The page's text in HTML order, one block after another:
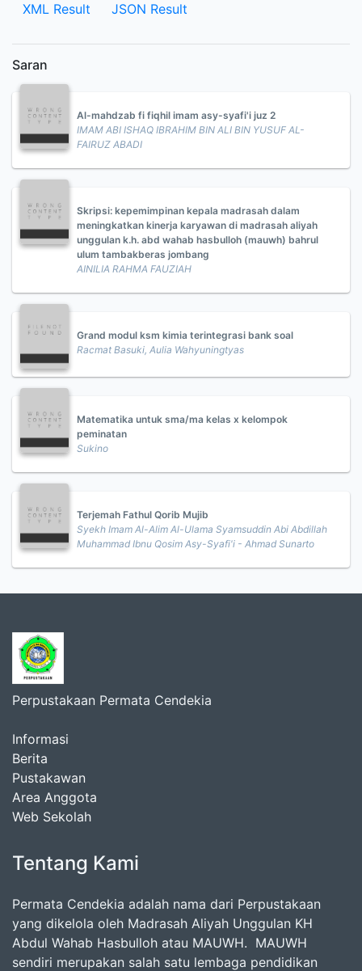
XML Result JSON Result
Saran
Al-mahdzab fi fiqhil imam asy-syafi'i juz 2
IMAM ABI ISHAQ IBRAHIM BIN ALI BIN YUSUF AL-
FAIRUZ ABADI
Skripsi: kepemimpinan kepala madrasah dalam
meningkatkan kinerja karyawan di madrasah aliyah
unggulan k.h. abd wahab hasbulloh (mauwh) bahrul
ulum tambakberas jombang
AINILIA RAHMA FAUZIAH
Grand modul ksm kimia terintegrasi bank soal
Racmat Basuki, Aulia Wahyuningtyas
Matematika untuk sma/ma kelas x kelompok
peminatan
Sukino
Terjemah Fathul Qorib Mujib
Syekh Imam Al-Alim Al-Ulama Syamsuddin Abi Abdillah
Muhammad Ibnu Qosim Asy-Syafi'i - Ahmad Sunarto
Perpustakaan Permata Cendekia
Informasi
Berita
Pustakawan
Area Anggota
Web Sekolah
Tentang Kami
Permata Cendekia adalah nama dari Perpustakaan
yang dikelola oleh Madrasah Aliyah Unggulan KH
Abdul Wahab Hasbulloh atau MAUWH. MAUWH
sendiri merupakan salah satu lembaga pendidikan